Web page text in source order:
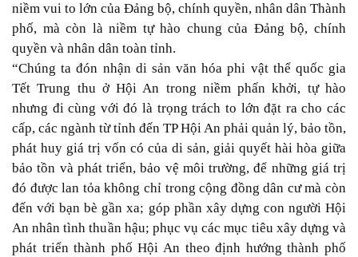
niềm vui to lớn của Đảng bộ, chính quyền, nhân dân Thành
phố, mà còn là niềm tự hào chung của Đảng bộ, chính
quyền và nhân dân toàn tỉnh.
“Chúng ta đón nhận di sản văn hóa phi vật thể quốc gia
Tết Trung thu ở Hội An trong niềm phấn khởi, tự hào
nhưng đi cùng với đó là trọng trách to lớn đặt ra cho các
cấp, các ngành từ tỉnh đến TP Hội An phải quản lý, bảo tồn,
phát huy giá trị vốn có của di sản, giải quyết hài hòa giữa
bảo tồn và phát triển, bảo vệ môi trường, để những giá trị
đó được lan tỏa không chỉ trong cộng đồng dân cư mà còn
đến với bạn bè gần xa; góp phần xây dựng con người Hội
An nhân tình thuần hậu; phục vụ các mục tiêu xây dựng và
phát triển thành phố Hội An theo định hướng thành phố